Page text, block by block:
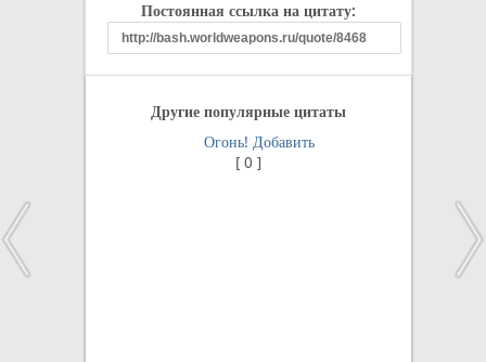
Постоянная ссылка на цитату:
Другие популярные цитаты
Огонь! Добавить
[ 0 ]